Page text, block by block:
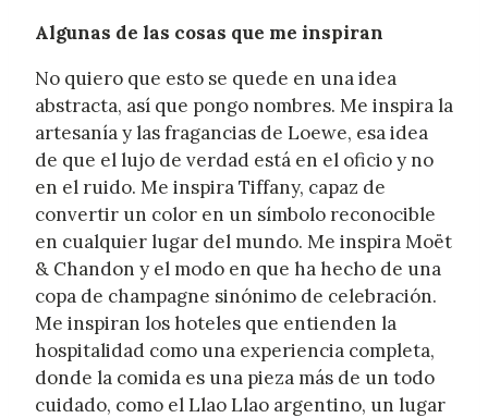
Algunas de las cosas que me inspiran
No quiero que esto se quede en una idea
abstracta, así que pongo nombres. Me inspira la
artesanía y las fragancias de Loewe, esa idea
de que el lujo de verdad está en el oficio y no
en el ruido. Me inspira Tiffany, capaz de
convertir un color en un símbolo reconocible
en cualquier lugar del mundo. Me inspira Moët
& Chandon y el modo en que ha hecho de una
copa de champagne sinónimo de celebración.
Me inspiran los hoteles que entienden la
hospitalidad como una experiencia completa,
donde la comida es una pieza más de un todo
cuidado, como el Llao Llao argentino, un lugar